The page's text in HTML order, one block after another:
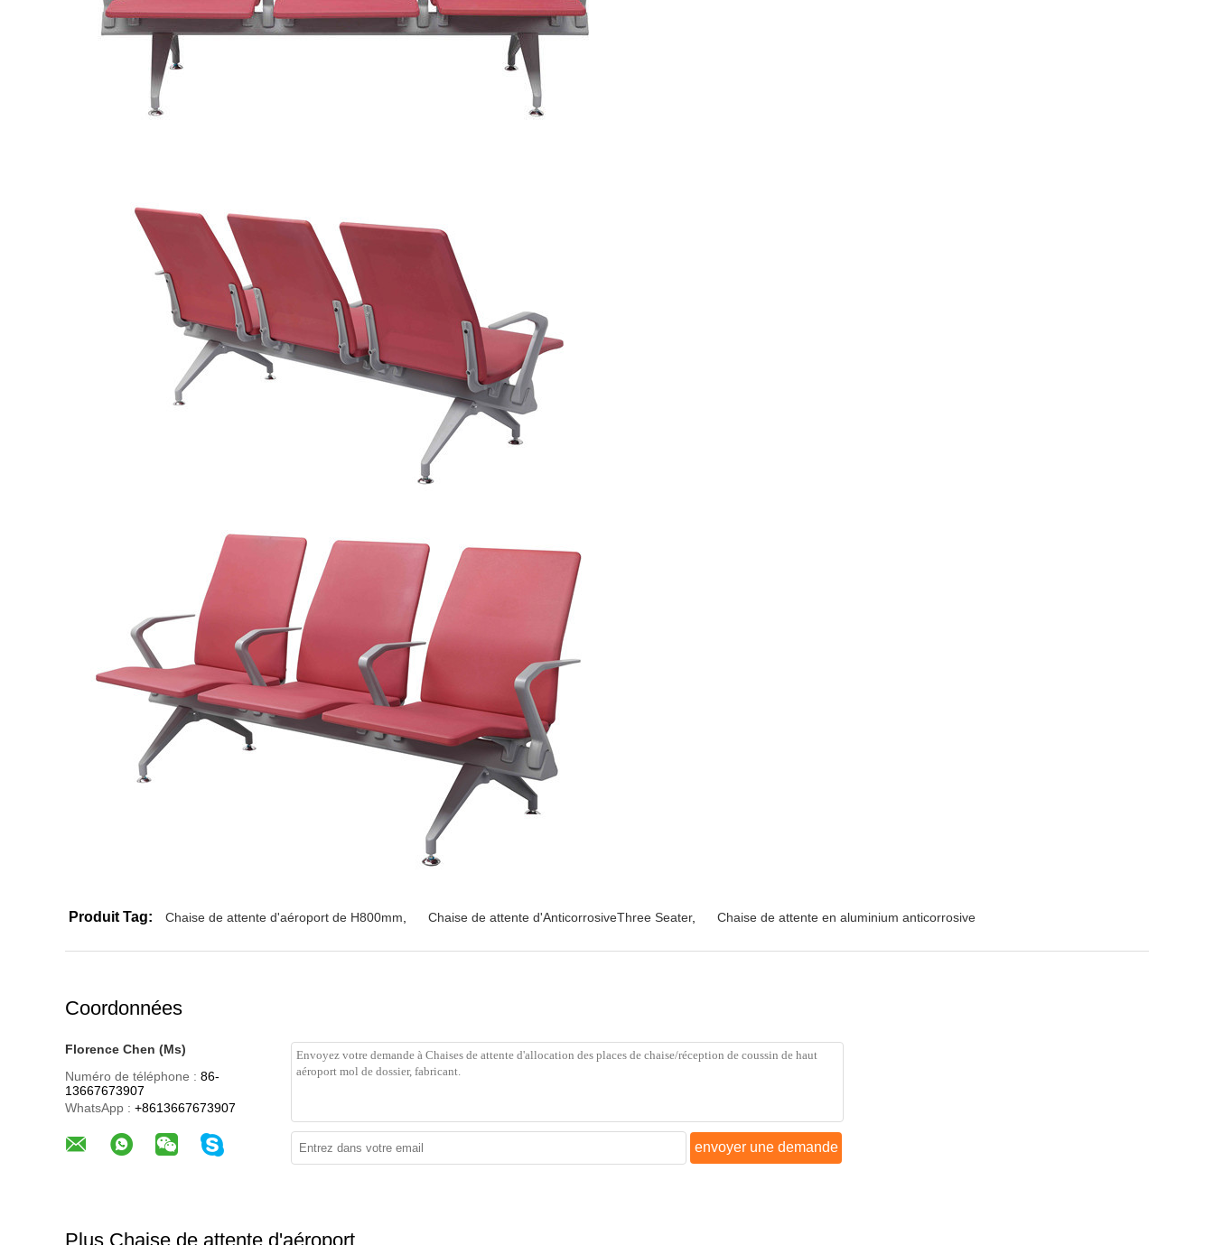
Produit Tag: Chaise de attente d'aéroport de H800mm Chaise de attente d'AnticorrosiveThree Seater, Chaise de attente en aluminium anticorrosive
Coordonnées
Florence Chen (Ms)
Numéro de téléphone : 86-
13667673907
WhatsApp : +8613667673907
envoyer une demande
Plus Chaise de attente d'aéroport